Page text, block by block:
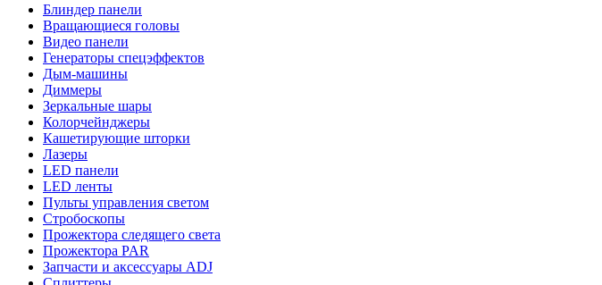
Блиндер панели
Вращающиеся головы
Видео панели
Генераторы спецэффектов
Дым-машины
Диммеры
Зеркальные шары
Колорчейнджеры
Кашетирующие шторки
Лазеры
LED панели
LED ленты
Пульты управления светом
Стробоскопы
Прожектора следящего света
Прожектора PAR
Запчасти и аксессуары ADJ